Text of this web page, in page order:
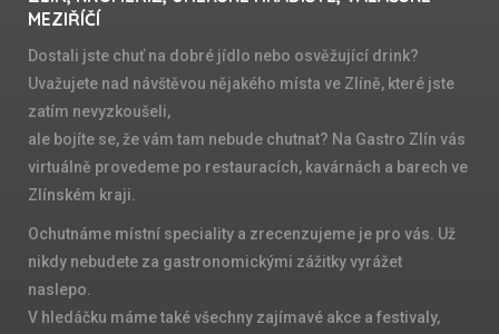
MEZIŘÍČÍ
Dostali jste chuť na dobré jídlo nebo osvěžující drink?
Uvažujete nad návštěvou nějakého místa ve Zlíně, které jste
zatím nevyzkoušeli,
ale bojíte se, že vám tam nebude chutnat? Na Gastro Zlín vás
virtuálně provedeme po restauracích, kavárnách a barech ve
Zlínském kraji.
Ochutnáme místní speciality a zrecenzujeme je pro vás. Už
nikdy nebudete za gastronomickými zážitky vyrážet
naslepo.
V hledáčku máme také všechny zajímavé akce a festivaly,